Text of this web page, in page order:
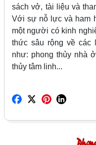
sách vở, tài liệu và
Với sự nỗ lực và ham
một người có kinh
thức sâu rộng về các
như: phong thủy nhà
thủy tâm linh...